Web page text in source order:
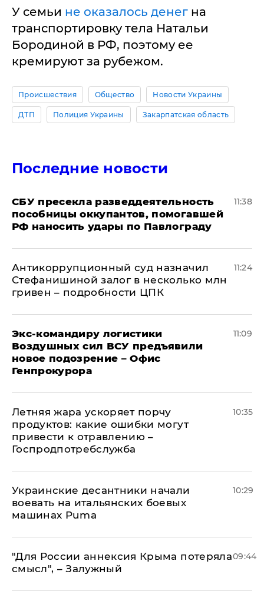
У семьи не оказалось денег на
транспортировку тела Натальи
Бородиной в РФ, поэтому ее
кремируют за рубежом.
Происшествия Общество Новости Украины
ДТП Полиция Украины Закарпатская область
Последние новости
СБУ пресекла разведдеятельность
пособницы оккупантов, помогавшей
РФ наносить удары по Павлограду
11:38
Антикоррупционный суд назначил
Стефанишиной залог в несколько млн
гривен – подробности ЦПК
11:24
Экс-командиру логистики
Воздушных сил ВСУ предъявили
новое подозрение – Офис
Генпрокурора
11:09
Летняя жара ускоряет порчу
продуктов: какие ошибки могут
привести к отравлению –
Госпродпотребслужба
10:35
Украинские десантники начали
воевать на итальянских боевых
машинах Puma
10:29
"Для России аннексия Крыма потеряла
смысл", – Залужный
09:44